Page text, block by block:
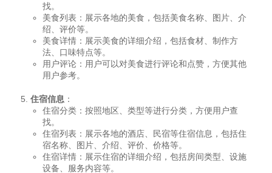
找。
美食列表：展示各地的美食，包括美食名称、图片、介
绍、评价等。
美食详情：展示美食的详细介绍，包括食材、制作方
法、口味特点等。
用户评论：用户可以对美食进行评论和点赞，方便其他
用户参考。
住宿信息 ：
住宿分类：按照地区、类型等进行分类，方便用户查
找。
住宿列表：展示各地的酒店、民宿等住宿信息，包括住
宿名称、图片、介绍、评价、价格等。
住宿详情：展示住宿的详细介绍，包括房间类型、设施
设备、服务内容等。